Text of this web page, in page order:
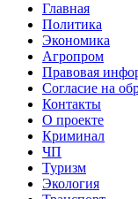
Главная
Политика
Экономика
Агропром
Правовая
Согласие на
Контакты
О проекте
Криминал
ЧП
Туризм
Экология